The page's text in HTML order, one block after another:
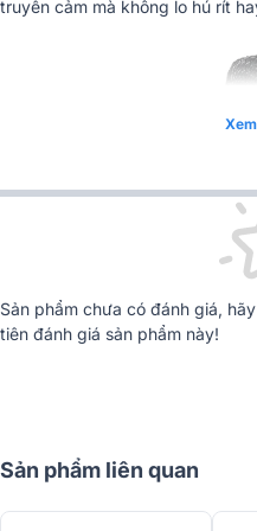
truyền cảm mà không lo hú rít
1. Âm Thanh Hát Dày
Sản phẩm chưa có đánh giá,
tiên đánh giá sản phẩm này!
Sản phẩm liên quan